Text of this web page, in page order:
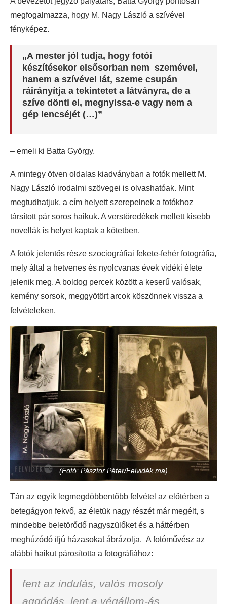
megfogalmazza, hogy M. Nagy László a szívével
fényképez.
„A mester jól tudja, hogy fotói
készítésekor elsősorban nem szemével,
hanem a szívével lát, szeme csupán
ráirányítja a tekintetet a látványra, de a
szíve dönti el, megnyissa-e vagy nem a
gép lencséjét (…)”
– emeli ki Batta György.
A mintegy ötven oldalas kiadványban a fotók mellett M.
Nagy László irodalmi szövegei is olvashatóak. Mint
megtudhatjuk, a cím helyett szerepelnek a fotókhoz
társított pár soros haikuk. A verstöredékek mellett kisebb
novellák is helyet kaptak a kötetben.
A fotók jelentős része szociográfiai fekete-fehér fotográfia,
mely által a hetvenes és nyolcvanas évek vidéki élete
jelenik meg. A boldog percek között a keserű valósak,
kemény sorsok, meggyötört arcok köszönnek vissza a
felvételeken.
(Fotó: Pásztor Péter/Felvidék.ma)
Tán az egyik legmegdöbbentőbb felvétel az előtérben a
betegágyon fekvő, az életük nagy részét már megélt, s
mindebbe beletörődő nagyszülőket és a háttérben
meghúzódó ifjú házasokat ábrázolja. A fotóművész az
alábbi haikut párosította a fotográfiához:
fent az indulás, valós mosoly
aggódás, lent a végállom-ás.